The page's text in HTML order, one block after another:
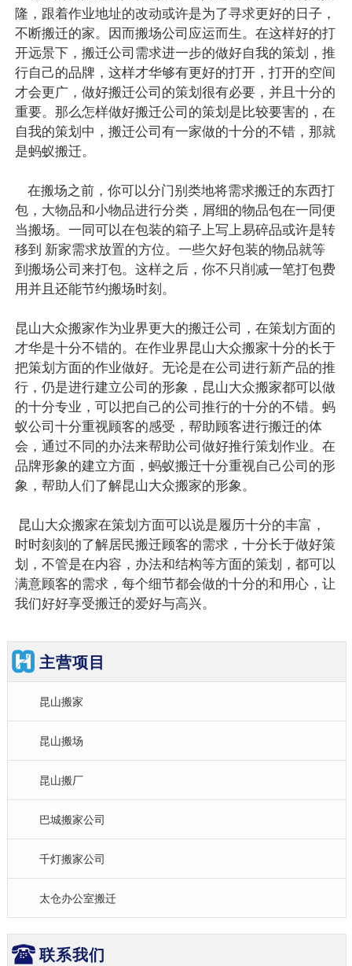
隆，跟着作业地址的改动或许是为了寻求更好的日子，
不断搬迁的家。因而搬场公司应运而生。在这样好的打
开远景下，搬迁公司需求进一步的做好自我的策划，推
行自己的品牌，这样才华够有更好的打开，打开的空间
才会更广，做好搬迁公司的策划很有必要，并且十分的
重要。那么怎样做好搬迁公司的策划是比较要害的，在
自我的策划中，搬迁公司有一家做的十分的不错，那就
是蚂蚁搬迁。
在搬场之前，你可以分门别类地将需求搬迁的东西打
包，大物品和小物品进行分类，屑细的物品包在一同便
当搬场。一同可以在包装的箱子上写上易碎品或许是转
移到 新家需求放置的方位。一些欠好包装的物品就等
到搬场公司来打包。这样之后，你不只削减一笔打包费
用并且还能节约搬场时刻。
昆山大众搬家作为业界更大的搬迁公司，在策划方面的
才华是十分不错的。在作业界昆山大众搬家十分的长于
把策划方面的作业做好。无论是在公司进行新产品的推
行，仍是进行建立公司的形象，昆山大众搬家都可以做
的十分专业，可以把自己的公司推行的十分的不错。蚂
蚁公司十分重视顾客的感受，帮助顾客进行搬迁的体
会，通过不同的办法来帮助公司做好推行策划作业。在
品牌形象的建立方面，蚂蚁搬迁十分重视自己公司的形
象，帮助人们了解昆山大众搬家的形象。
昆山大众搬家在策划方面可以说是履历十分的丰富，
时时刻刻的了解居民搬迁顾客的需求，十分长于做好策
划，不管是在内容，办法和结构等方面的策划，都可以
满意顾客的需求，每个细节都会做的十分的和用心，让
我们好好享受搬迁的爱好与高兴。
主营项目
昆山搬家
昆山搬场
昆山搬厂
巴城搬家公司
千灯搬家公司
太仓办公室搬迁
联系我们